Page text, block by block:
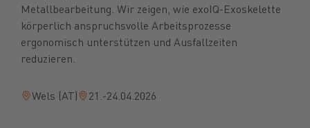
Metallbearbeitung. Wir zeigen, wie exoIQ-Exoskelette
körperlich anspruchsvolle Arbeitsprozesse
ergonomisch unterstützen und Ausfallzeiten
reduzieren.
Wels (AT) 21.-24.04.2026